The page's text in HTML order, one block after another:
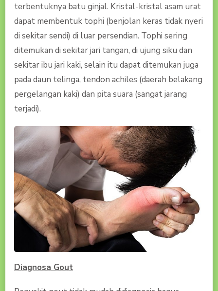
terbentuknya batu ginjal. Kristal-kristal asam urat
dapat membentuk tophi (benjolan keras tidak nyeri
di sekitar sendi) di luar persendian. Tophi sering
ditemukan di sekitar jari tangan, di ujung siku dan
sekitar ibu jari kaki, selain itu dapat ditemukan juga
pada daun telinga, tendon achiles (daerah belakang
pergelangan kaki) dan pita suara (sangat jarang
terjadi).
Diagnosa Gout